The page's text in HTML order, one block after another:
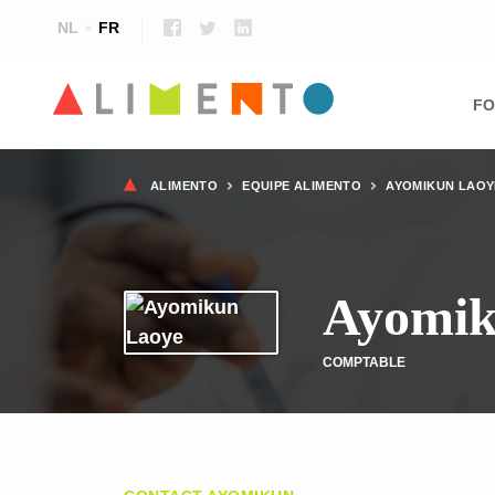
NL FR
Fil
d'Ariane
ALIMENTO EQUIPE ALIMENTO AYOMIKUN
COMPTABLE